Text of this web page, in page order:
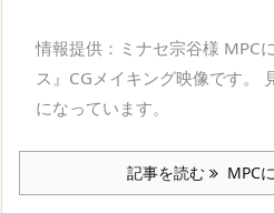
情報提供：ミナセ宗谷様 MPC
ス』CGメイキング映像です。
になっています。
記事を読む MPC